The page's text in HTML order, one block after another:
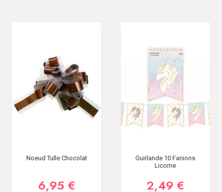
Noeud Tulle Chocolat
6,95 €
Guirlande 10 Fanions
Licorne
2,49 €